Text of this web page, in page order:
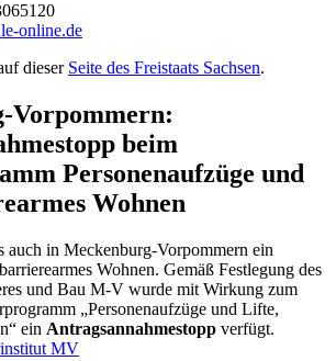
online.de
dieser Seite des Freistaats Sachsen.
Vorpommern:
beim
Personenaufzüge und
Wohnen
auch in Meckenburg-Vorpommern ein
Wohnen. Gemäß Festlegung des
und Bau M-V wurde mit Wirkung zum
„Personenaufzüge und Lifte,
ein Antragsannahmestopp verfügt.
MV